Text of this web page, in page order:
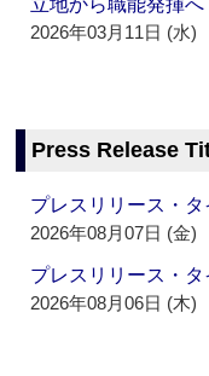
立地から職能発揮へ
2026年03月11日 (水)
Press Release
プレスリリース・
2026年08月07日 (金)
プレスリリース・
2026年08月06日 (木)